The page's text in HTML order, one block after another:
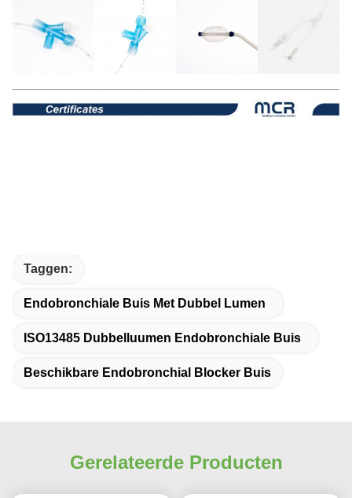
Taggen:
Endobronchiale Buis Met Dubbel Lumen
ISO13485 Dubbelluumen Endobronchiale Buis
Beschikbare Endobronchial Blocker Buis
Gerelateerde Producten